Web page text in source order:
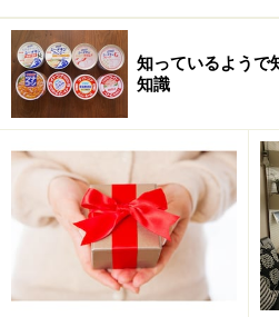
3. フタをして、1～2分待ち
す。
5. 味噌を溶きます。お湯が熱け
知っているようで
知識